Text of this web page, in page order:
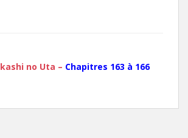
no Uta – Chapitres 163 à 166